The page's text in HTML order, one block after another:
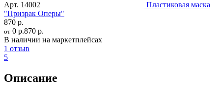
Арт. 14002
Пластиковая маска
"Призрак Оперы"
870 р.
от 0 р.870 р.
В наличии на маркетплейсах
1 отзыв
5
Описание